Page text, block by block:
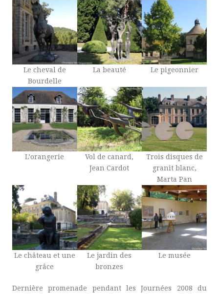
Le cheval de
Bourdelle
La beauté Le pigeonnier
L’orangerie
Vol de canard,
Jean Cardot
Trois disques de
granit blanc,
Marta Pan
Le château et une
grâce
Le jardin des
bronzes
Le musée
Dernière promenade pendant les Journées 2008 du